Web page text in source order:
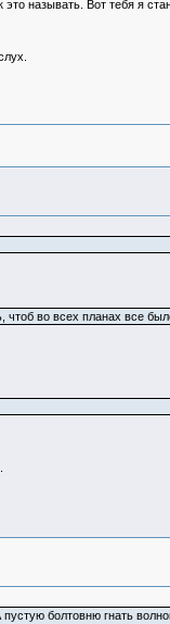
называть. Вот тебя я
во всех планах все
болтовню гнать